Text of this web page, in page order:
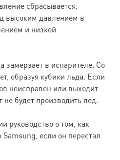
сбрасывается,
высоким давлением в
и низкой
замерзает в испарителе. Со
образуя кубики льда. Если
неисправен или выходит
не будет производить лед.
руководство о том, как
Samsung, если он перестал